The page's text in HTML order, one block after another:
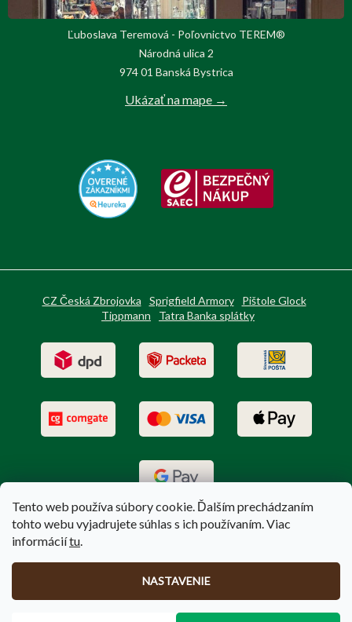
Tento web používa súbory cookie. Ďalším prechádzaním
tohto webu vyjadrujete súhlas s ich používaním. Viac
informáciítu.
NASTAVENIE
Ľuboslava Teremová - Poľovnictvo TEREM®
Národná ulica 2
974 01 Banská Bystrica
Ukázať na mape →
CZ Česká Zbrojovka Sprigfield Armory
Pištole Glock
Tippmann
Tatra Banka splátky
PoľovníctvoTerem.sk. Všetky práva vyhradené.